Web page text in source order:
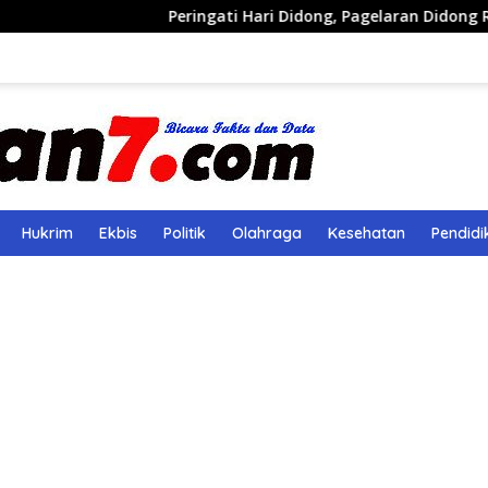
Peringati Hari Didong, Pagelaran Didong Runcang
Hukrim Ekbis Politik Olahraga Kesehatan